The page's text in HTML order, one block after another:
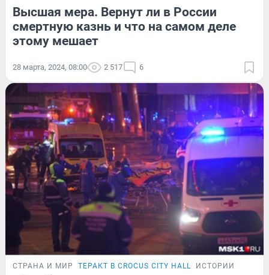
Высшая мера. Вернут ли в России
смертную казнь и что на самом деле
этому мешает
28 марта, 2024, 08:00 2 517 6
СТРАНА И МИР ТЕРАКТ В CROCUS CITY HALL ИСТОРИИ